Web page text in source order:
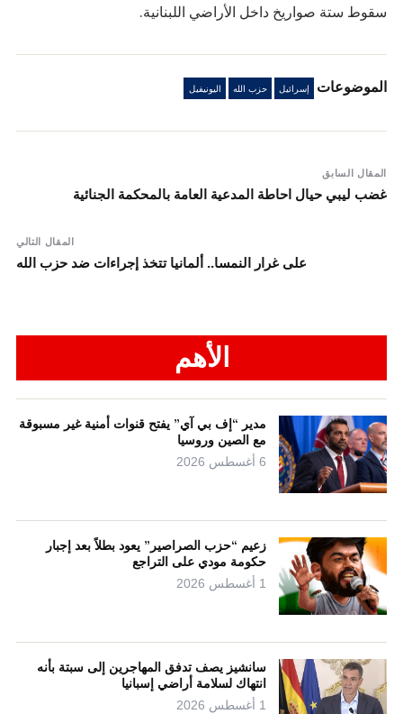
سقوط ستة صواريخ داخل الأراضي اللبنانية.
الموضوعات إسرائيل حزب الله اليونيفيل
المقال السابق
غضب ليبي حيال احاطة المدعية العامة بالمحكمة الجنائية
المقال التالي
على غرار النمسا.. ألمانيا تتخذ إجراءات ضد حزب الله
الأهم
مدير “إف بي آي” يفتح قنوات أمنية غير مسبوقة
مع الصين وروسيا
6 أغسطس 2026
زعيم “حزب الصراصير” يعود بطلاً بعد إجبار
حكومة مودي على التراجع
1 أغسطس 2026
سانشيز يصف تدفق المهاجرين إلى سبتة بأنه
انتهاك لسلامة أراضي إسبانيا
1 أغسطس 2026